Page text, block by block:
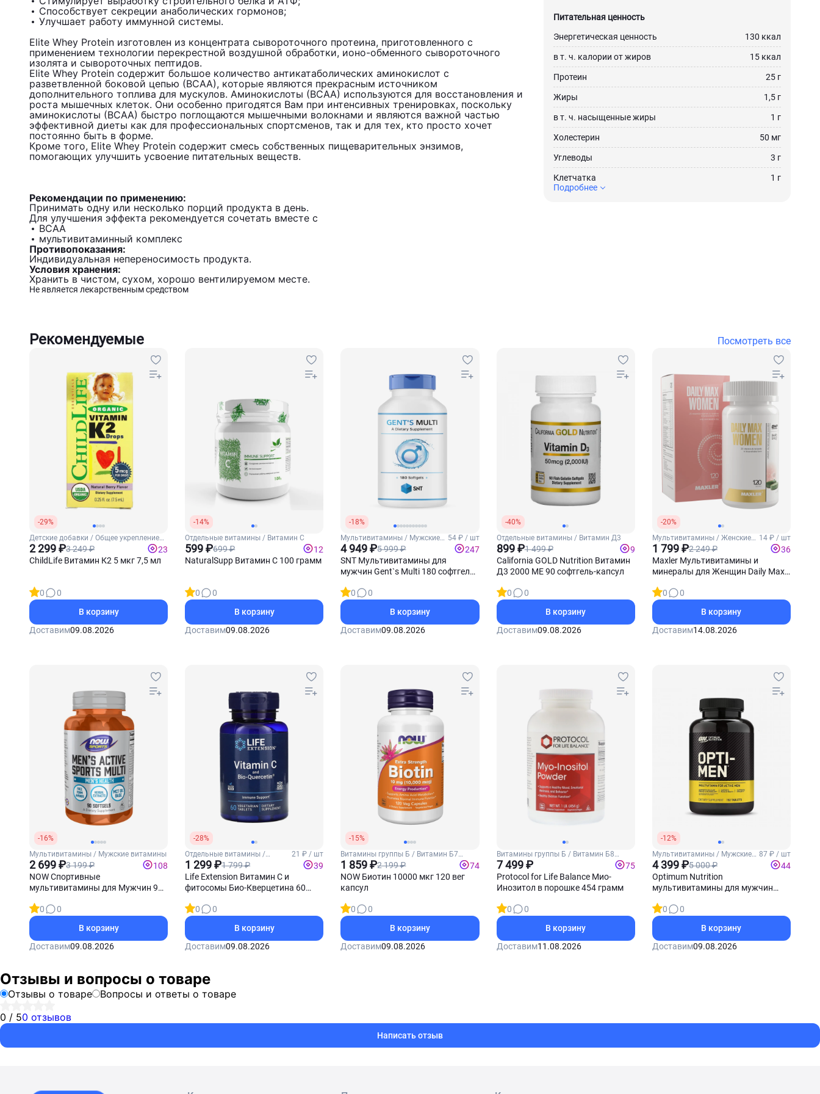
Способствует секреции анаболических гормонов;
Улучшает работу иммунной системы.
Elite Whey Protein изготовлен из концентрата сывороточного протеина, приготовленного с
применением технологии перекрестной воздушной обработки, ионо-обменного сывороточного
изолята и сывороточных пептидов.
Elite Whey Protein содержит большое количество антикатаболических аминокислот с
разветвленной боковой цепью (ВСАА), которые являются прекрасным источником
дополнительного топлива для мускулов. Аминокислоты (ВСАА) используются для восстановления и
роста мышечных клеток. Они особенно пригодятся Вам при интенсивных тренировках, поскольку
аминокислоты (ВСАА) быстро поглощаются мышечными волокнами и являются важной частью
эффективной диеты как для профессиональных спортсменов, так и для тех, кто просто хочет
постоянно быть в форме.
Кроме того, Elite Whey Protein содержит смесь собственных пищеварительных энзимов,
помогающих улучшить усвоение питательных веществ.
Рекомендации по применению:
Принимать одну или несколько порций продукта в день.
Для улучшения эффекта рекомендуется сочетать вместе с
BCAA
мультивитаминный комплекс
Противопоказания:
Индивидуальная непереносимость продукта.
Условия хранения:
Хранить в чистом, сухом, хорошо вентилируемом месте.
Не является лекарственным средством
Питательная ценность
Энергетическая ценность
130 ккал
в т. ч. калории от жиров 15 ккал
Протеин 25 г
Жиры 1,5 г
в т. ч. насыщенные жиры 1 г
Холестерин 50 мг
Углеводы 3 г
Клетчатка
1 г
Подробнее
Рекомендуемые Посмотреть все
-29%
Детские добавки / Общее укрепление
для детей
2 299 ₽3 249 ₽
23
ChildLife Витамин К2 5 мкг 7,5 мл
0
0
В корзину
Доставим09.08.2026
-14%
Отдельные витамины / Витамин С
599 ₽699 ₽
12
NaturalSupp Витамин C 100 грамм
0
0
В корзину
Доставим09.08.2026
-18%
Мультивитамины / Мужские
витамины
54 ₽ / шт
4 949 ₽5 999 ₽
247
SNT Мультивитамины для
мужчин Gent`s Multi 180 софтгель-
0
0
В корзину
Доставим09.08.2026
-40%
Отдельные витамины / Витамин Д3
899 ₽1 499 ₽
9
California GOLD Nutrition Витамин
Д3 2000 МЕ 90 софтгель-капсул
0
0
В корзину
Доставим09.08.2026
-20%
Мультивитамины / Женские
витамины
14 ₽ / шт
1 799 ₽2 249 ₽
36
Maxler Мультивитамины и
минералы для Женщин Daily Max
0
0
В корзину
Доставим14.08.2026
-16%
Мультивитамины / Мужские витамины
2 699 ₽3 199 ₽
108
NOW Спортивные
мультивитамины для Мужчин 90
0
0
В корзину
Доставим09.08.2026
-28%
Отдельные витамины /
Витамин С
21 ₽ / шт
1 299 ₽1 799 ₽
39
Life Extension Витамин С и
фитосомы Био-Кверцетина 60
0
0
В корзину
Доставим09.08.2026
-15%
Витамины группы Б / Витамин Б7
(Биотин)
1 859 ₽2 199 ₽
74
NOW Биотин 10000 мкг 120 вег
капсул
0
0
В корзину
Доставим09.08.2026
Витамины группы Б / Витамин Б8
(Инозитол)
7 499 ₽
75
Protocol for Life Balance Мио-
Инозитол в порошке 454 грамм
0
0
В корзину
Доставим11.08.2026
-12%
Мультивитамины / Мужские
витамины
87 ₽ / шт
4 399 ₽5 000 ₽
44
Optimum Nutrition
мультивитамины для мужчин
0
0
В корзину
Доставим09.08.2026
Отзывы и вопросы о товаре
Отзывы о товаре
Вопросы и ответы о товаре
0 / 50 отзывов
Написать отзыв